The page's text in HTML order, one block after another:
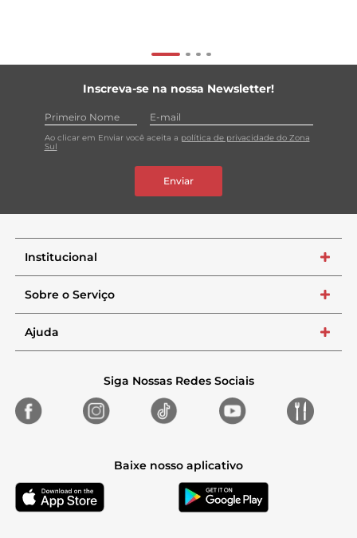
Inscreva-se na nossa Newsletter!
Ao clicar em Enviar você aceita a política de privacidade do Zona
Sul
Enviar
Institucional +
Sobre o Serviço +
Ajuda +
Siga Nossas Redes Sociais
Baixe nosso aplicativo